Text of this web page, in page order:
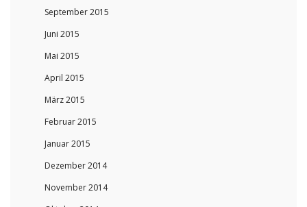
September 2015
Juni 2015
Mai 2015
April 2015
März 2015
Februar 2015
Januar 2015
Dezember 2014
November 2014